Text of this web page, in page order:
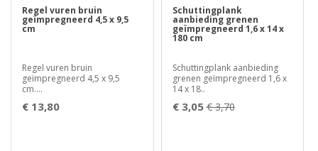
Regel vuren bruin
geïmpregneerd 4,5 x 9,5
cm
Regel vuren bruin
geïmpregneerd 4,5 x 9,5
cm....
€ 13,80
Schuttingplank
aanbieding grenen
geïmpregneerd 1,6 x 14 x
180 cm
Schuttingplank aanbieding
grenen geïmpregneerd 1,6 x
14 x 18..
€ 3,05 € 3,70